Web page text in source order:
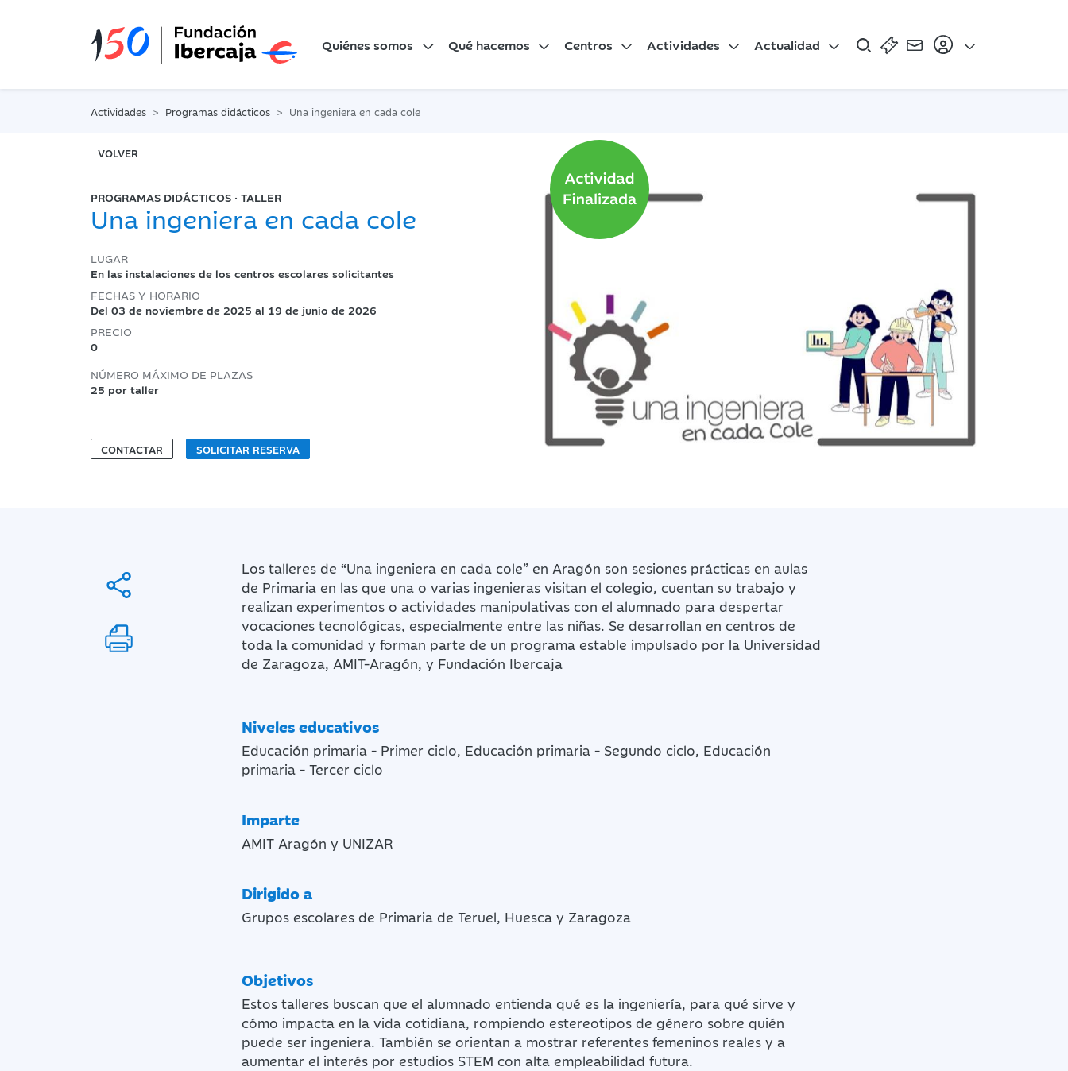
Quiénes somos Qué hacemos Centros Actividades Actualidad
Actividades Programas didácticos Una ingeniera en cada cole
VOLVER
PROGRAMAS DIDÁCTICOS · TALLER
Una ingeniera en cada cole
LUGAR
En las instalaciones de los centros escolares solicitantes
FECHAS Y HORARIO
Del 03 de noviembre de 2025 al 19 de junio de 2026
PRECIO
0
NÚMERO MÁXIMO DE PLAZAS
25 por taller
CONTACTAR SOLICITAR RESERVA
Los talleres de “Una ingeniera en cada cole” en Aragón son sesiones prácticas en aulas
de Primaria en las que una o varias ingenieras visitan el colegio, cuentan su trabajo y
realizan experimentos o actividades manipulativas con el alumnado para despertar
vocaciones tecnológicas, especialmente entre las niñas. Se desarrollan en centros de
toda la comunidad y forman parte de un programa estable impulsado por la Universidad
de Zaragoza, AMIT-Aragón, y Fundación Ibercaja
Niveles educativos
Educación primaria - Primer ciclo, Educación primaria - Segundo ciclo, Educación
primaria - Tercer ciclo
Imparte
AMIT Aragón y UNIZAR
Dirigido a
Grupos escolares de Primaria de Teruel, Huesca y Zaragoza
Objetivos
Estos talleres buscan que el alumnado entienda qué es la ingeniería, para qué sirve y
cómo impacta en la vida cotidiana, rompiendo estereotipos de género sobre quién
puede ser ingeniera. También se orientan a mostrar referentes femeninos reales y a
aumentar el interés por estudios STEM con alta empleabilidad futura.